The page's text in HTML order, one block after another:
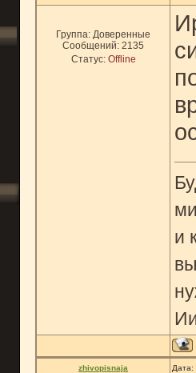
Группа: Доверенные
Сообщений: 2135
Статус: Offline
и
zhivopisnaja